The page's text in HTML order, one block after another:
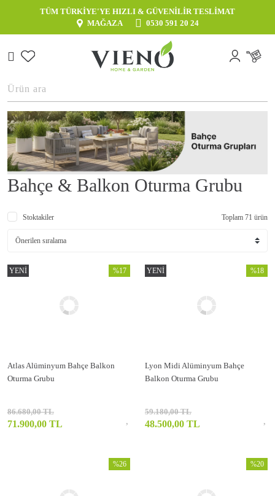
TÜM TÜRKİYE'YE HIZLI & GÜVENİLİR TESLİMAT
MAĞAZA
0530 591 20 24
Bahçe & Balkon Oturma Grubu
Stoktakiler Toplam 71 ürün
YENİ
Atlas Alüminyum Bahçe Balkon
Oturma Grubu
%17
86.680,00 TL
71.900,00 TL
YENİ
Lyon Midi Alüminyum Bahçe
Balkon Oturma Grubu
%18
59.180,00 TL
48.500,00 TL
%26 %20